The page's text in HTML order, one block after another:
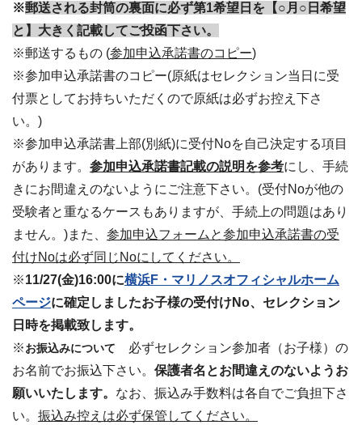
※郵送される封筒の裏面に必ず第1希望日を【○月○日希望
と】大きく記載してご投函下さい。
※郵送するもの (参加申込承諾書のコピー)
※参加申込承諾書のコピー(原紙はセレクション当日に受
付票としてお持ちいただくので原紙は必ずお控え下さ
い。)
※参加申込承諾書上部(別紙)に受付Noを自己決定する項目
があります。 参加申込承諾書記載の説明を参考にし、手続
きにお間違えのないようにご注意下さい。(受付Noが他の
受験者と重なるケースもありますが、手続上の問題はあり
ません。)また、 参加申込フォームと参加申込承諾書の受
付けNoは必ず同じNoにしてください。
※11/27(金)16:00に横浜F・マリノスオフィシャルホーム
ページに確定しましたお子様の受付けNo、セレクション
日時を掲載致します。
※お振込みについて 必ずセレクション参加者（お子様）の
お名前でお振込下さい。 保護者名とお間違えのないようお
願いいたします。 なお、振込み手数料は各自でご負担下さ
い。 振込み控えは必ず保管してください。